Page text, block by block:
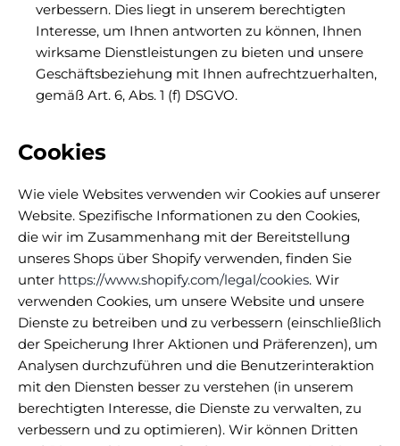
verbessern. Dies liegt in unserem berechtigten
Interesse, um Ihnen antworten zu können, Ihnen
wirksame Dienstleistungen zu bieten und unsere
Geschäftsbeziehung mit Ihnen aufrechtzuerhalten,
gemäß Art. 6, Abs. 1 (f) DSGVO.
Cookies
Wie viele Websites verwenden wir Cookies auf unserer
Website. Spezifische Informationen zu den Cookies,
die wir im Zusammenhang mit der Bereitstellung
unseres Shops über Shopify verwenden, finden Sie
unter https://www.shopify.com/legal/cookies. Wir
verwenden Cookies, um unsere Website und unsere
Dienste zu betreiben und zu verbessern (einschließlich
der Speicherung Ihrer Aktionen und Präferenzen), um
Analysen durchzuführen und die Benutzerinteraktion
mit den Diensten besser zu verstehen (in unserem
berechtigten Interesse, die Dienste zu verwalten, zu
verbessern und zu optimieren). Wir können Dritten